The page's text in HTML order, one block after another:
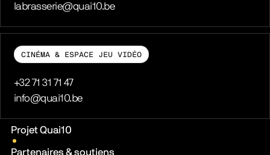
E-mail
labrasserie@quai10.be
CINÉMA & ESPACE JEU VIDÉO
Téléphone
+32 71 31 71 47
E-mail
info@quai10.be
Liens pratiques
Projet Quai10
Partenaires & soutiens